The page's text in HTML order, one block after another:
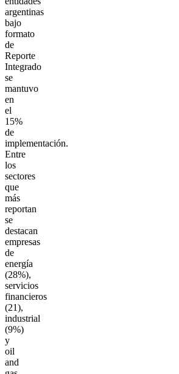
argentinas
bajo
formato
de
Reporte
Integrado
se
mantuvo
en
el
15%
de
implementación.
Entre
los
sectores
que
más
reportan
se
destacan
empresas
de
energía
(28%),
servicios
financieros
(21),
industrial
(9%)
y
oil
and